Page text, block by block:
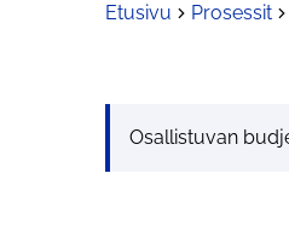
Etusivu Prosessit
Osallistuvan